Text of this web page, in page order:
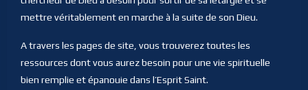
mettre véritablement en marche à la suite de son Dieu.
A travers les pages de site, vous trouverez toutes les
ressources dont vous aurez besoin pour une vie spirituelle
bien remplie et épanouie dans l’Esprit Saint.